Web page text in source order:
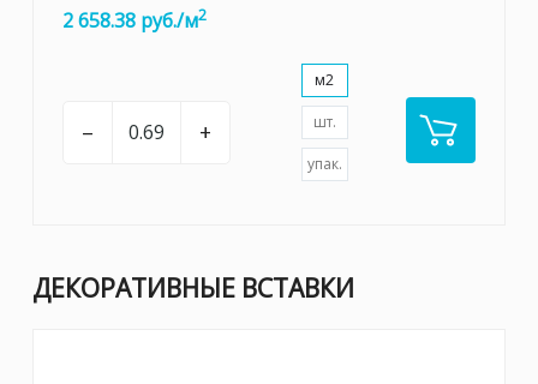
2 658.38 руб./м2
– +
м2
шт.
упак.
ДЕКОРАТИВНЫЕ ВСТАВКИ